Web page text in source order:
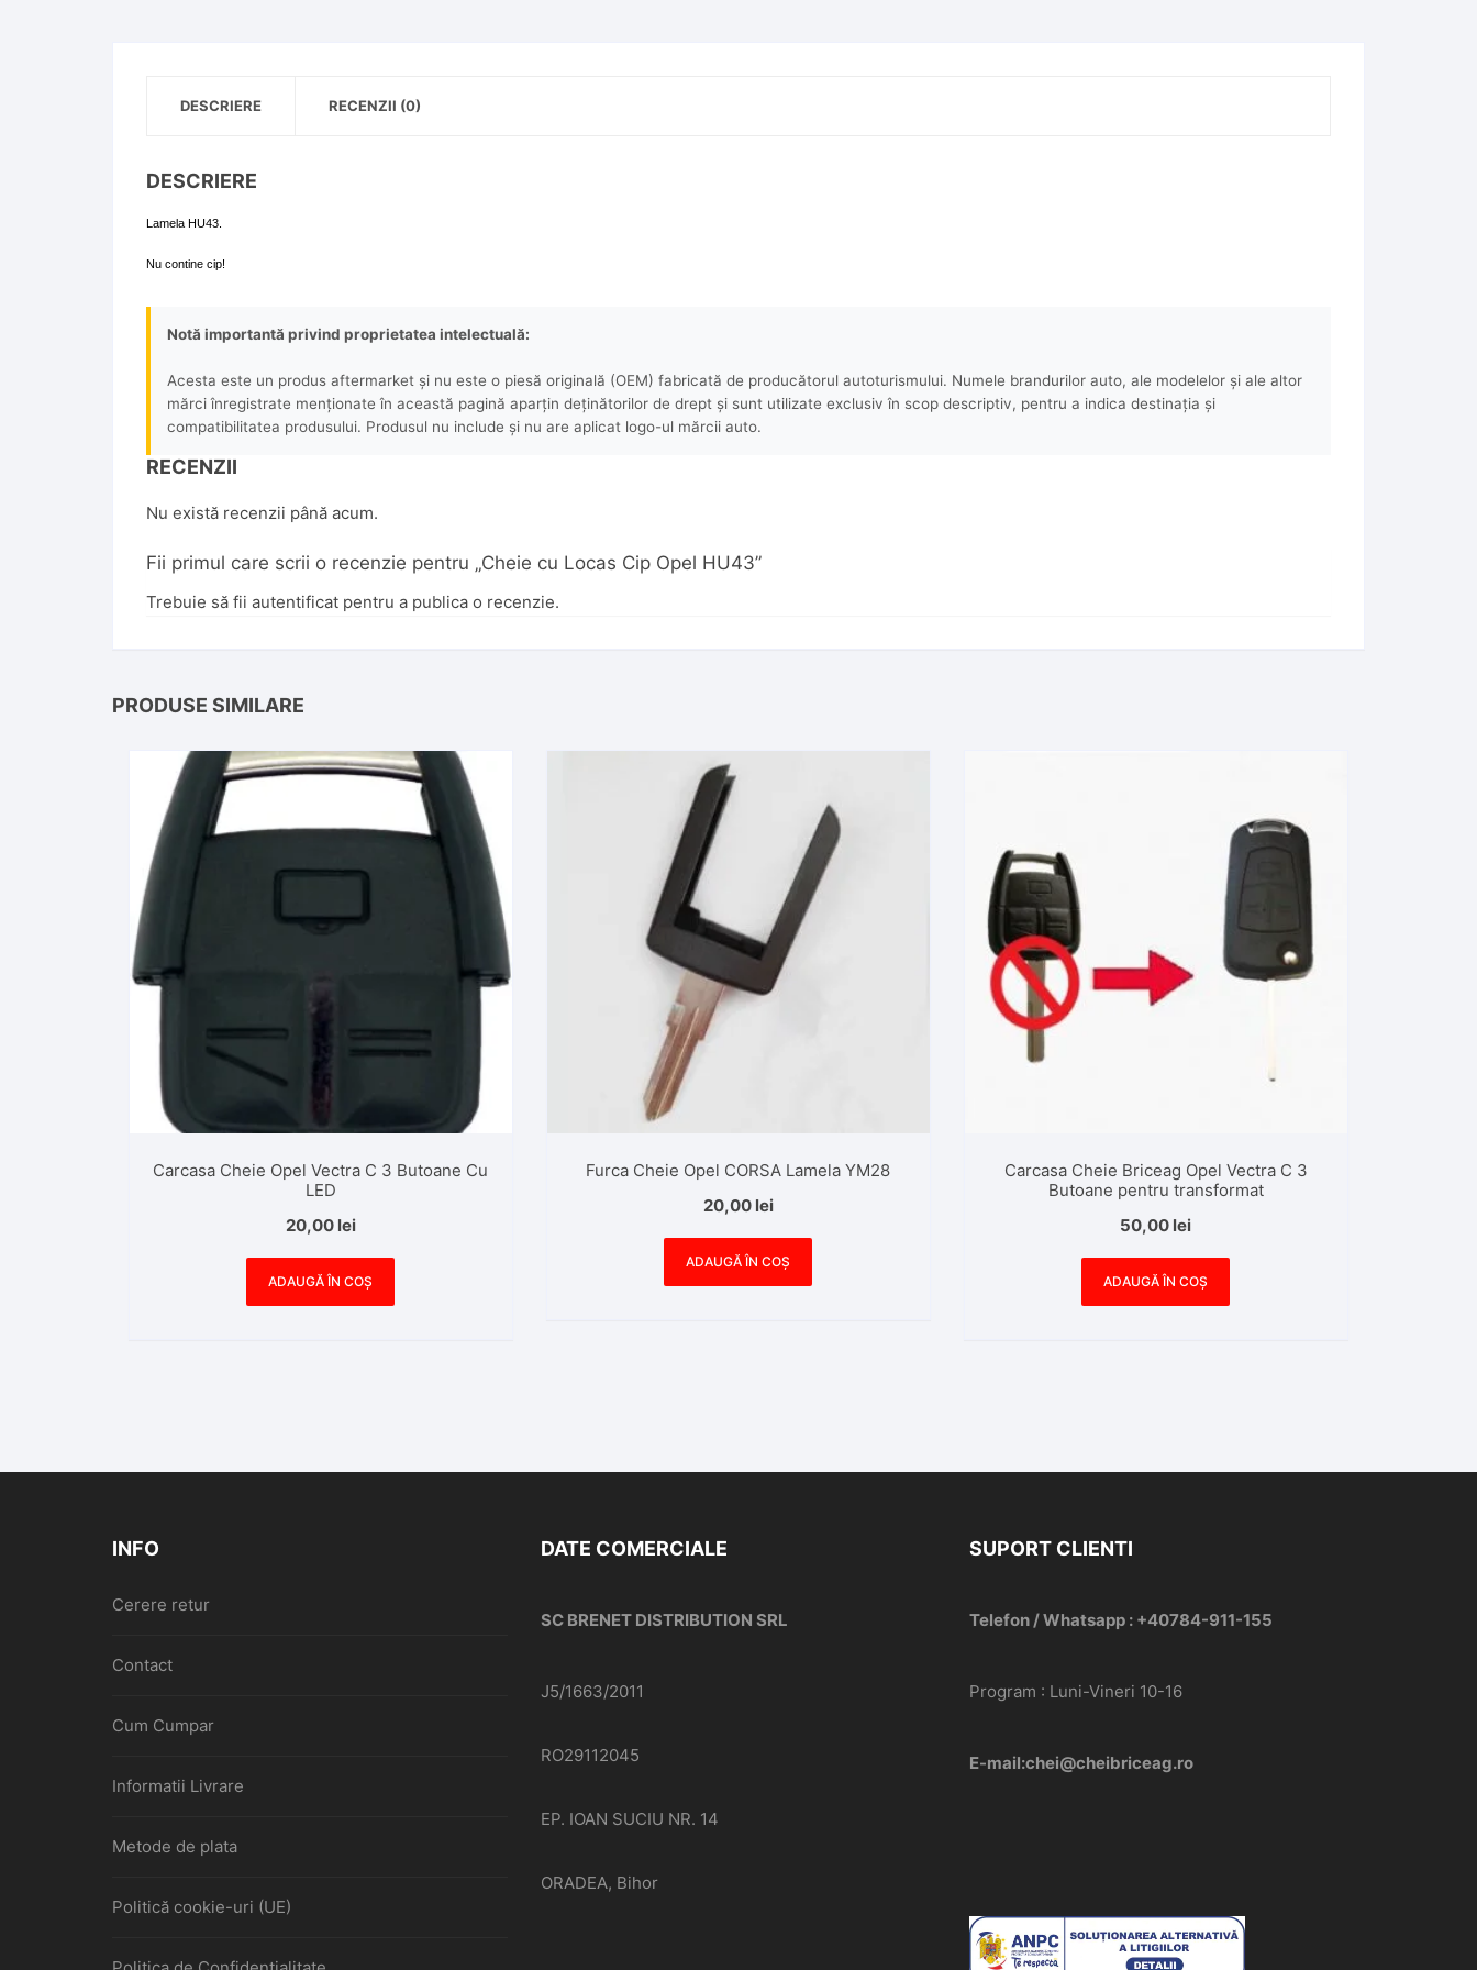
DESCRIERE RECENZII (0)
DESCRIERE
Lamela HU43.
Nu contine cip!
Notă importantă privind proprietatea intelectuală:
Acesta este un produs aftermarket și nu este o piesă originală (OEM) fabricată de producătorul autoturismului. Numele brandurilor auto, ale modelelor și ale altor
mărci înregistrate menționate în această pagină aparțin deținătorilor de drept și sunt utilizate exclusiv în scop descriptiv, pentru a indica destinația și
compatibilitatea produsului. Produsul nu include și nu are aplicat logo-ul mărcii auto.
RECENZII
Nu există recenzii până acum.
Fii primul care scrii o recenzie pentru „Cheie cu Locas Cip Opel HU43”
Trebuie să fii autentificat pentru a publica o recenzie.
PRODUSE SIMILARE
Carcasa Cheie Opel Vectra C 3 Butoane Cu
LED
20,00 lei
ADAUGĂ ÎN COȘ
Furca Cheie Opel CORSA Lamela YM28
20,00 lei
ADAUGĂ ÎN COȘ
Carcasa Cheie Briceag Opel Vectra C 3
Butoane pentru transformat
50,00 lei
ADAUGĂ ÎN COȘ
INFO
Cerere retur
Contact
Cum Cumpar
Informatii Livrare
Metode de plata
Politică cookie-uri (UE)
DATE COMERCIALE
SC BRENET DISTRIBUTION SRL
J5/1663/2011
RO29112045
EP. IOAN SUCIU NR. 14
ORADEA, Bihor
SUPORT CLIENTI
Telefon / Whatsapp : +40784-911-155
Program : Luni-Vineri 10-16
E-mail:chei@cheibriceag.ro